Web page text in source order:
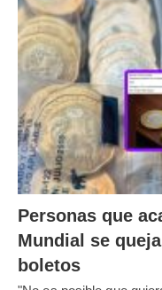
Personas que
Mundial se
boletos